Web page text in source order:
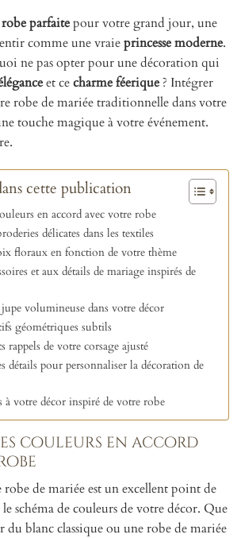
robe parfaitepour votre grand jour, une
comme une vraieprincesse moderne.
ne pas opter pour une décoration qui
et cecharme féerique? Intégrer
robe de mariée traditionnelle dans votre
touche magique à votre événement.
cette publication
en accord avec votre robe
délicates dans les textiles
floraux en fonction de votre thème
et aux détails de mariage inspirés de
volumineuse dans votre décor
géométriques subtils
rappels de votre corsage ajusté
détails pour personnaliser la décoration de
à votre décor inspiré de votre robe
couleurs en accord
de mariée est un excellent point de
schéma de couleurs de votre décor. Que
du blanc classique ou une robe de mariée